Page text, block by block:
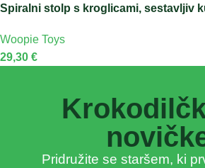
Spiralni stolp s kroglicami, sestavljiv
Woopie Toys
29,30 €
Pridružite se staršem, ki